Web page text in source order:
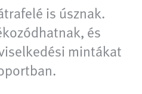
is úsznak.
és
mintákat